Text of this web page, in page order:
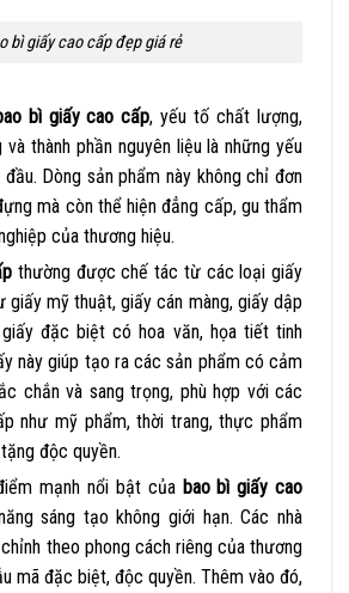
bì giấy cao cấp đẹp giá rẻ
bì giấy cao cấp, yếu tố chất lượng,
thành phần nguyên liệu là những yếu
Dòng sản phẩm này không chỉ đơn
mà còn thể hiện đẳng cấp, gu thẩm
của thương hiệu.
thường được chế tác từ các loại giấy
giấy mỹ thuật, giấy cán màng, giấy dập
đặc biệt có hoa văn, họa tiết tinh
này giúp tạo ra các sản phẩm có cảm
chắn và sang trọng, phù hợp với các
như mỹ phẩm, thời trang, thực phẩm
độc quyền.
mạnh nổi bật của bao bì giấy cao
sáng tạo không giới hạn. Các nhà
theo phong cách riêng của thương
mã đặc biệt, độc quyền. Thêm vào đó,